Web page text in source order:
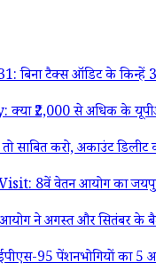
टैक्स ऑडिट के किन्हें
₹2,000 से अधिक के
करो, अकाउंट डिलीट
8वें वेतन आयोग का
ने अगस्त और सितंबर के
95 पेंशनभोगियों का 5